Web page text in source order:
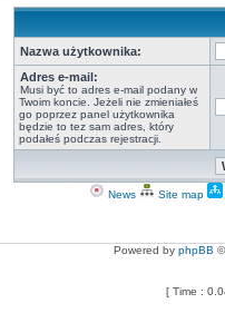
Nazwa użytkownika:
Adres e-mail:
Musi być to adres e-mail podany w
Twoim koncie. Jeżeli nie zmieniałeś
go poprzez panel użytkownika
będzie to tez sam adres, który
podałeś podczas rejestracji.
News Site map
Powered by phpBB
[ Time :